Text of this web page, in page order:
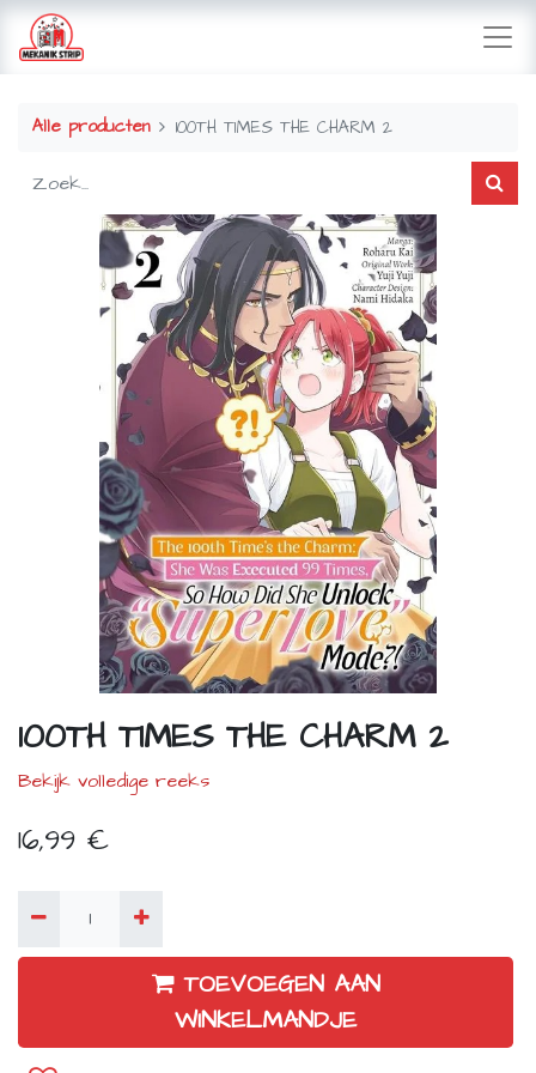
Alle producten 100TH TIMES THE CHARM 2
100TH TIMES THE CHARM 2
Bekijk volledige reeks
16,99 €
TOEVOEGEN AAN
WINKELMANDJE